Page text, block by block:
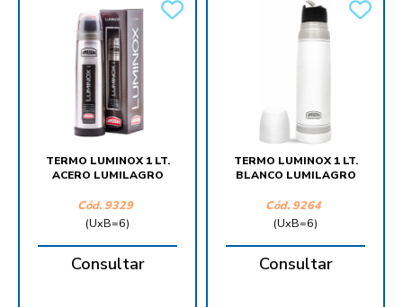
TERMO LUMINOX 1 LT.
ACERO LUMILAGRO
Cód. 9329
(UxB=6)
Consultar
TERMO LUMINOX 1 LT.
BLANCO LUMILAGRO
Cód. 9264
(UxB=6)
Consultar